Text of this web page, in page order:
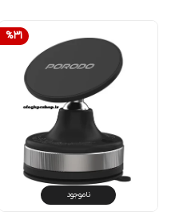
%31
ناموجود